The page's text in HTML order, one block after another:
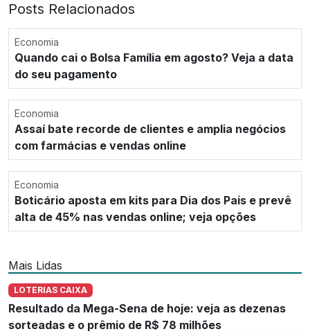
Posts Relacionados
Economia
Quando cai o Bolsa Família em agosto? Veja a data
do seu pagamento
Economia
Assaí bate recorde de clientes e amplia negócios
com farmácias e vendas online
Economia
Boticário aposta em kits para Dia dos Pais e prevê
alta de 45% nas vendas online; veja opções
Mais Lidas
LOTERIAS CAIXA
Resultado da Mega-Sena de hoje: veja as dezenas
sorteadas e o prêmio de R$ 78 milhões